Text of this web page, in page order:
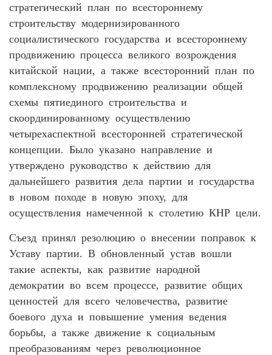
стратегический план по всестороннему
строительству модернизированного
социалистического государства и всестороннему
продвижению процесса великого возрождения
китайской нации, а также всесторонний план по
комплексному продвижению реализации общей
схемы пятиединого строительства и
скоординированному осуществлению
четырехаспектной всесторонней стратегической
концепции. Было указано направление и
утверждено руководство к действию для
дальнейшего развития дела партии и государства
в новом походе в новую эпоху, для
осуществления намеченной к столетию КНР цели.
Съезд принял резолюцию о внесении поправок к
Уставу партии. В обновленный устав вошли
такие аспекты, как развитие народной
демократии во всем процессе, развитие общих
ценностей для всего человечества, развитие
боевого духа и повышение умения ведения
борьбы, а также движение к социальным
преобразованиям через революционное